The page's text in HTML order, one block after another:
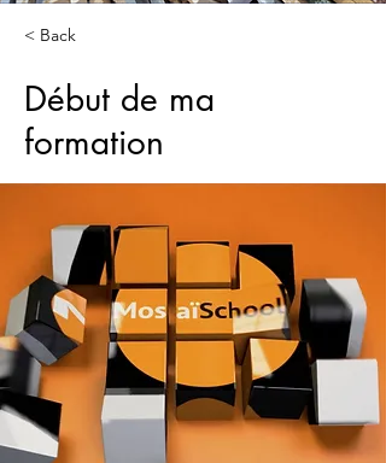
< Back
Début de ma
formation